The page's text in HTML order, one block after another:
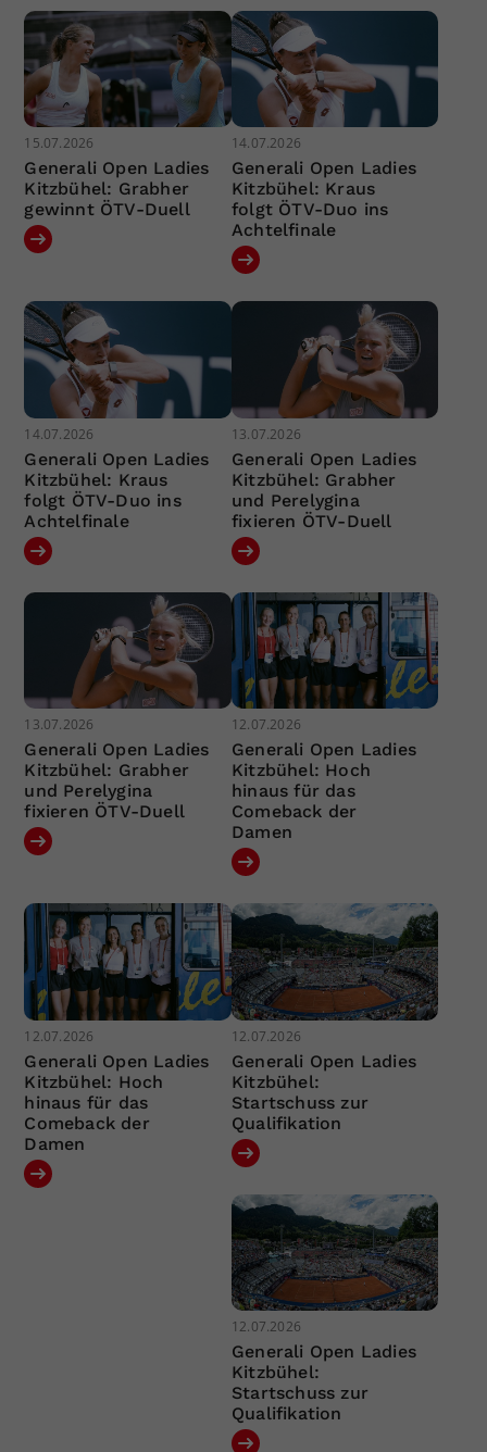
15.07.2026
Generali Open Ladies
Kitzbühel: Grabher
gewinnt ÖTV-Duell
14.07.2026
Generali Open Ladies
Kitzbühel: Kraus
folgt ÖTV-Duo ins
Achtelfinale
14.07.2026
Generali Open Ladies
Kitzbühel: Kraus
folgt ÖTV-Duo ins
Achtelfinale
13.07.2026
Generali Open Ladies
Kitzbühel: Grabher
und Perelygina
fixieren ÖTV-Duell
13.07.2026
Generali Open Ladies
Kitzbühel: Grabher
und Perelygina
fixieren ÖTV-Duell
12.07.2026
Generali Open Ladies
Kitzbühel: Hoch
hinaus für das
Comeback der
Damen
12.07.2026
Generali Open Ladies
Kitzbühel: Hoch
hinaus für das
Comeback der
Damen
12.07.2026
Generali Open Ladies
Kitzbühel:
Startschuss zur
Qualifikation
12.07.2026
Generali Open Ladies
Kitzbühel:
Startschuss zur
Qualifikation